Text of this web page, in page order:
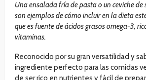
Una ensalada fría de pasta o un ceviche
son ejemplos de cómo incluir en la dieta
que es fuente de ácidos grasos omega-3,
vitaminas.
Reconocido por su gran versatilidad y
ingrediente perfecto para las comidas
de ser rico en nutrientes y fácil de